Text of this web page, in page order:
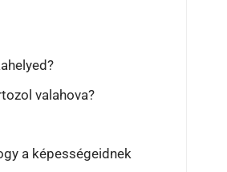
valahova?
a képességeidnek